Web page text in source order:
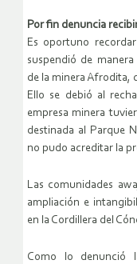
Por fin denuncia
Es oportuno
suspendió de
de la minera Afrodita,
Ello se debió al
empresa minera
destinada al Parque
no pudo acreditar la
Las comunidades
ampliación e
en la Cordillera del
Como lo denunció